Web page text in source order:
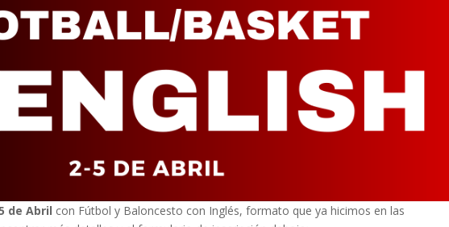
de Abril con Fútbol y Baloncesto con Inglés, formato que ya hicimos en las